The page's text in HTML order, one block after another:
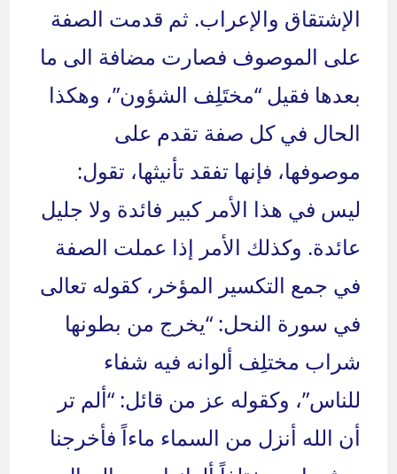
الإشتقاق والإعراب. ثم قدمت الصفة
على الموصوف فصارت مضافة الى ما
بعدها فقيل “مختَلِف الشؤون”، وهكذا
الحال في كل صفة تقدم على
موصوفها، فإنها تفقد تأنيثها، تقول:
ليس في هذا الأمر كبير فائدة ولا جليل
عائدة. وكذلك الأمر إذا عملت الصفة
في جمع التكسير المؤخر، كقوله تعالى
في سورة النحل: “يخرج من بطونها
شراب مختلِف ألوانه فيه شفاء
للناس”، وكقوله عز من قائل: “ألم تر
أن الله أنزل من السماء ماءاً فأخرجنا